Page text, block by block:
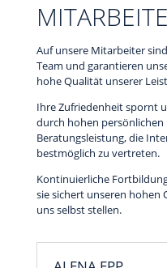
Auf unsere Mitarbeiter
Team und garantieren
hohe Qualität unserer
Ihre Zufriedenheit spornt
durch hohen
Beratungsleistung, die
bestmöglich zu vertreten.
Kontinuierliche
sie sichert unseren hohen
uns selbst stellen.